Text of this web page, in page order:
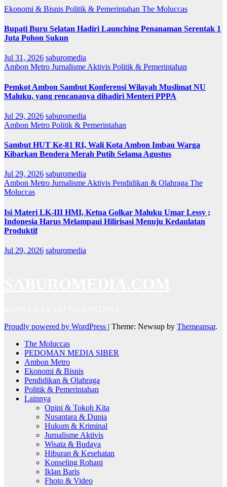
Ekonomi & Bisnis Politik & Pemerintahan The Moluccas
Bupati Buru Selatan Hadiri Launching Penanaman Serentak 1
Juta Pohon Sukun
Jul 31, 2026 saburomedia
Ambon Metro Jurnalisme Aktivis Politik & Pemerintahan
Pemkot Ambon Sambut Konferensi Wilayah Muslimat NU
Maluku, yang rencananya dihadiri Menteri PPPA
Jul 29, 2026 saburomedia
Ambon Metro Politik & Pemerintahan
Sambut HUT Ke-81 RI, Wali Kota Ambon Imbau Warga
Kibarkan Bendera Merah Putih Selama Agustus
Jul 29, 2026 saburomedia
Ambon Metro Jurnalisme Aktivis Pendidikan & Olahraga The
Moluccas
Isi Materi LK-III HMI, Ketua Golkar Maluku Umar Lessy ;
Indonesia Harus Melampaui Hilirisasi Menuju Kedaulatan
Produktif
Jul 29, 2026 saburomedia
Proudly powered by WordPress | Theme: Newsup by Themeansar.
The Moluccas
PEDOMAN MEDIA SIBER
Ambon Metro
Ekonomi & Bisnis
Pendidikan & Olahraga
Politik & Pemerintahan
Lainnya
Opini & Tokoh Kita
Nusantara & Dunia
Hukum & Kriminal
Jurnalisme Aktivis
Wisata & Budaya
Hiburan & Kesehatan
Konseling Rohani
Iklan Baris
Fhoto & Video